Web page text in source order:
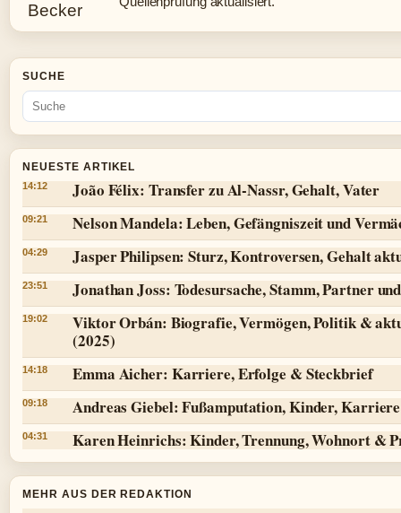
SUCHE
NEUESTE ARTIKEL
14:12 João Félix: Transfer zu Al-Nassr, Gehalt, Vater
09:21 Nelson Mandela: Leben, Gefängniszeit und
04:29 Jasper Philipsen: Sturz, Kontroversen, Gehalt
23:51 Jonathan Joss: Todesursache, Stamm, Partner
19:02
Viktor Orbán: Biografie, Vermögen, Politik &
(2025)
14:18 Emma Aicher: Karriere, Erfolge & Steckbrief
09:18 Andreas Giebel: Fußamputation, Kinder,
04:31 Karen Heinrichs: Kinder, Trennung, Wohnort &
MEHR AUS DER REDAKTION